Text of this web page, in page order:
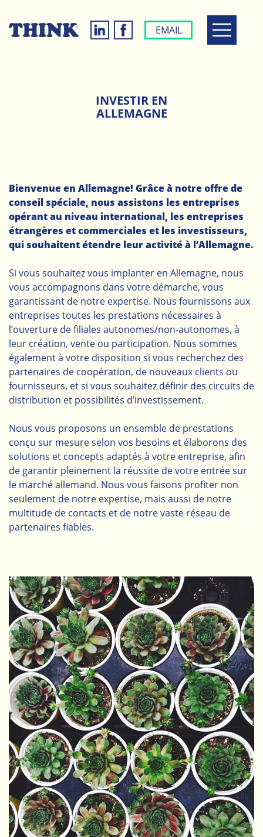
EMAIL
INVESTIR EN
ALLEMAGNE
Bienvenue en Allemagne! Grâce à notre offre de
conseil spéciale, nous assistons les entreprises
opérant au niveau international, les entreprises
étrangères et commerciales et les investisseurs,
qui souhaitent étendre leur activité à l’Allemagne.
Si vous souhaitez vous implanter en Allemagne, nous
vous accompagnons dans votre démarche, vous
garantissant de notre expertise. Nous fournissons aux
entreprises toutes les prestations nécessaires à
l’ouverture de filiales autonomes/non-autonomes, à
leur création, vente ou participation. Nous sommes
également à votre disposition si vous recherchez des
partenaires de coopération, de nouveaux clients ou
fournisseurs, et si vous souhaitez définir des circuits de
distribution et possibilités d’investissement.
Nous vous proposons un ensemble de prestations
conçu sur mesure selon vos besoins et élaborons des
solutions et concepts adaptés à votre entreprise, afin
de garantir pleinement la réussite de votre entrée sur
le marché allemand. Nous vous faisons profiter non
seulement de notre expertise, mais aussi de notre
multitude de contacts et de notre vaste réseau de
partenaires fiables.